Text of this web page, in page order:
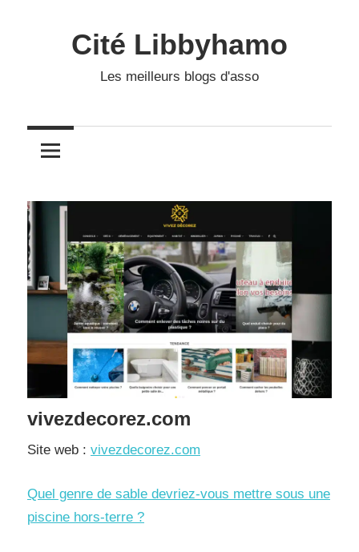
Cité Libbyhamo
Les meilleurs blogs d'asso
vivezdecorez.com
Site web : vivezdecorez.com
Quel genre de sable devriez-vous mettre sous une
piscine hors-terre ?